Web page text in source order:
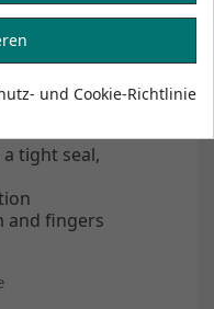
neoprene
hand pump
tight seal,
and fingers
und Cookie-Richtlinie